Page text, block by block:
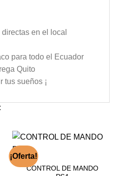
en el local
para todo el Ecuador
Quito
tus sueños ¡
¡Oferta!
CONTROL DE MANDO